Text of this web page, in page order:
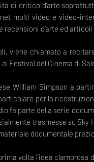
di critico d’arte
molti video e video-
d’arte ed
viene chiamato a
Festival del Cinema di
William Simpson a
per la
fa parte della serie
trasmesse su
documentale
volta l’idea